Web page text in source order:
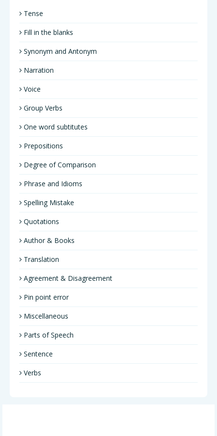
Tense
Fill in the blanks
Synonym and Antonym
Narration
Voice
Group Verbs
One word subtitutes
Prepositions
Degree of Comparison
Phrase and Idioms
Spelling Mistake
Quotations
Author & Books
Translation
Agreement & Disagreement
Pin point error
Miscellaneous
Parts of Speech
Sentence
Verbs